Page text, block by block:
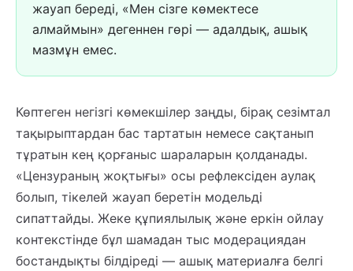
жауап береді, «Мен сізге көмектесе
алмаймын» дегеннен гөрі — адалдық, ашық
мазмұн емес.
Көптеген негізгі көмекшілер заңды, бірақ сезімтал
тақырыптардан бас тартатын немесе сақтанып
тұратын кең қорғаныс шараларын қолданады.
«Цензураның жоқтығы» осы рефлексіден аулақ
болып, тікелей жауап беретін модельді
сипаттайды. Жеке құпиялылық және еркін ойлау
контекстінде бұл шамадан тыс модерациядан
бостандықты білдіреді — ашық материалға белгі